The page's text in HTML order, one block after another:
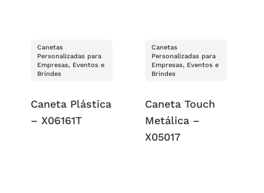
Canetas
Personalizadas para
Empresas, Eventos e
Brindes
Caneta Plástica
– X06161T
Canetas
Personalizadas para
Empresas, Eventos e
Brindes
Caneta Touch
Metálica –
X05017